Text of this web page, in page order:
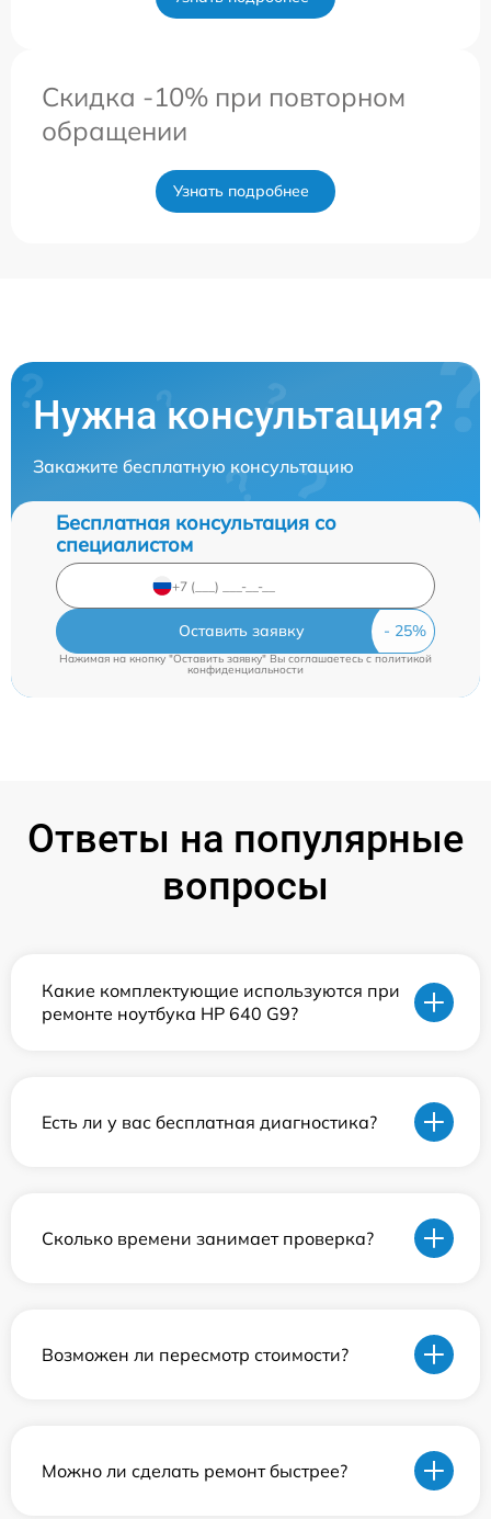
Скидка -10% при повторном
обращении
Узнать подробнее
Нужна консультация?
Закажите бесплатную консультацию
Бесплатная консультация со
специалистом
Оставить заявку
Нажимая на кнопку "Оставить заявку" Вы соглашаетесь c политикой
конфиденциальности
Ответы на популярные
вопросы
Какие комплектующие используются при
ремонте ноутбука HP 640 G9?
Есть ли у вас бесплатная диагностика?
Сколько времени занимает проверка?
Возможен ли пересмотр стоимости?
Можно ли сделать ремонт быстрее?